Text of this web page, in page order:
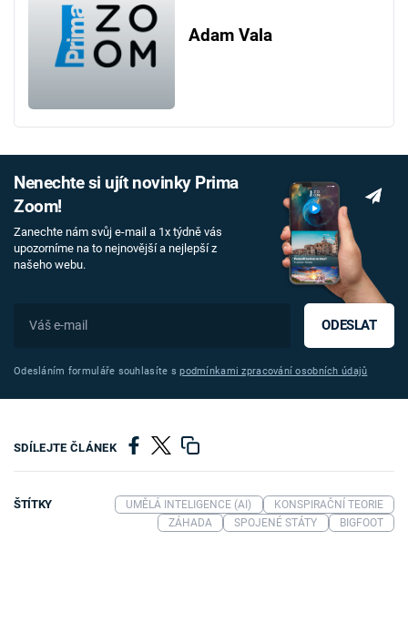
Adam Vala
Nenechte si ujít novinky Prima
Zoom!
Zanechte nám svůj e-mail a 1x týdně vás
upozorníme na to nejnovější a nejlepší z
našeho webu.
ODESLAT
Odesláním formuláře souhlasíte spodmínkami zpracování osobních údajů
SDÍLEJTE ČLÁNEK
ŠTÍTKY UMĚLÁ INTELIGENCE (AI)
KONSPIRAČNÍ TEORIE
ZÁHADA
SPOJENÉ STÁTY BIGFOOT